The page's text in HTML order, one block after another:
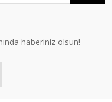
haberiniz olsun!